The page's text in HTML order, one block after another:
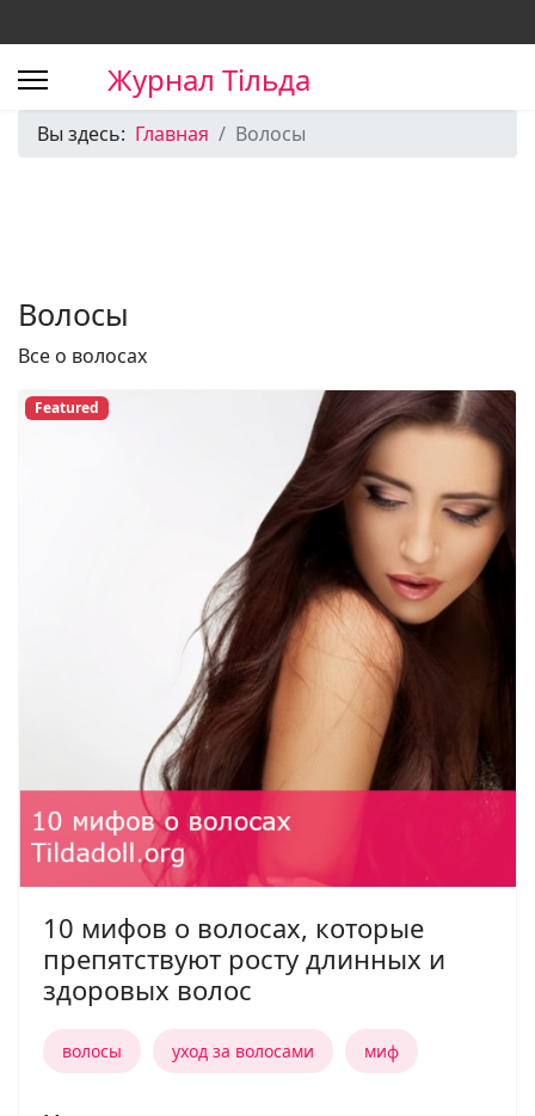
Журнал Тільда
Вы здесь: Главная Волосы
Волосы
Все о волосах
Featured
10 мифов о волосах, которые
препятствуют росту длинных и
здоровых волос
волосы уход за волосами миф